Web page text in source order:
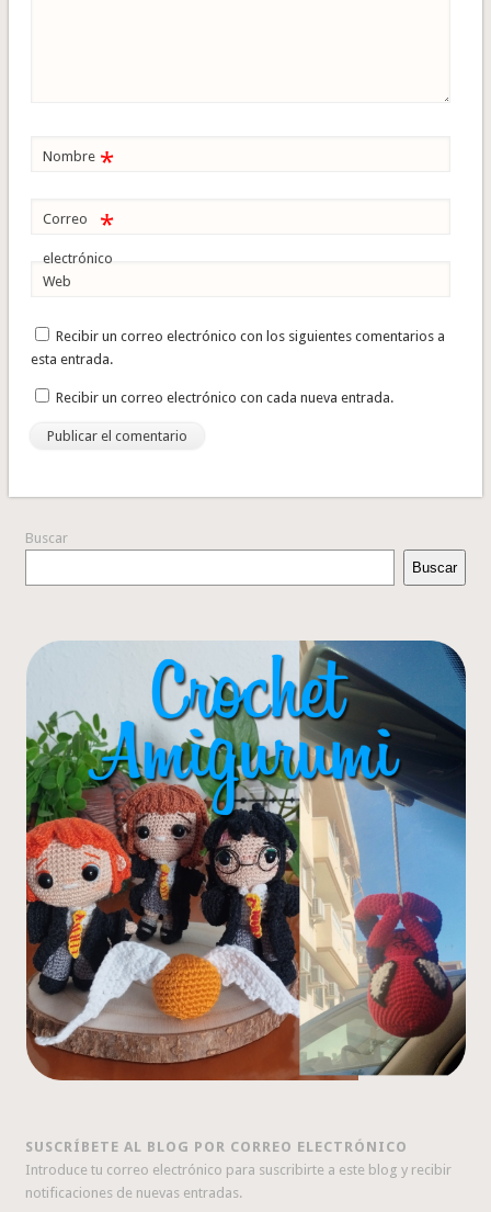
Nombre *
Correo
electrónico
*
Web
Recibir un correo electrónico con los siguientes comentarios a
esta entrada.
Recibir un correo electrónico con cada nueva entrada.
Buscar
Buscar
SUSCRÍBETE AL BLOG POR CORREO ELECTRÓNICO
Introduce tu correo electrónico para suscribirte a este blog y recibir
notificaciones de nuevas entradas.